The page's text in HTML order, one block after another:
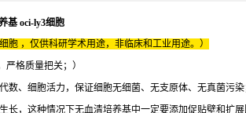
基 oci-ly3细胞
胞 ，仅供科研学术用途，非临床和工业用途。）
严格质量把关；）
数、细胞活力，保证细胞无细菌、无支原体、无真菌污
长，这种情况下无血清培养基中一定要添加促贴壁和扩